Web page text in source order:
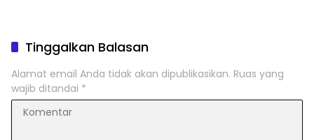
Tinggalkan Balasan
Alamat email Anda tidak akan dipublikasikan. Ruas yang
wajib ditandai *